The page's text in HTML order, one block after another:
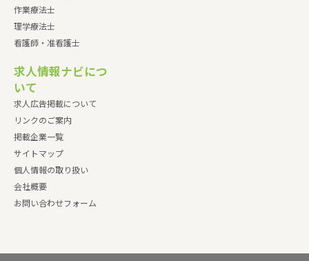
作業療法士
理学療法士
看護師・准看護士
求人情報ナビにつ
いて
求人広告掲載について
リンクのご案内
掲載企業一覧
サイトマップ
個人情報の取り扱い
会社概要
お問い合わせフォーム